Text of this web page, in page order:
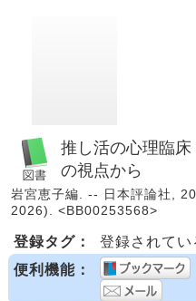
推し活の心理臨
の視点から
岩宮恵子編. -- 日本評論社,
2026). <BB00253568>
登録タグ：
登録されて
便利機能：